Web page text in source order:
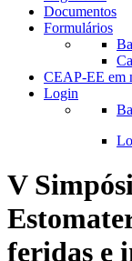
Documentos
Formulários
CEAP-EE em
Login
V
feridas e